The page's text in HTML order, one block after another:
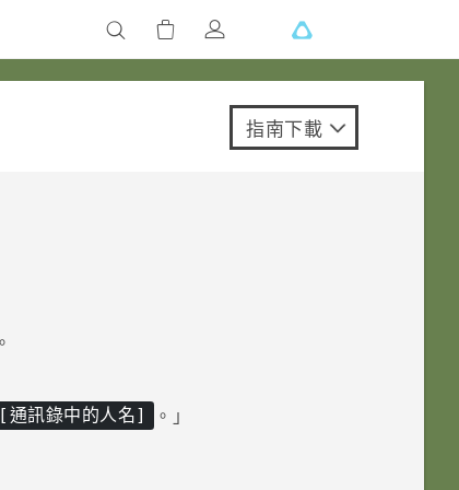
指南下載
訊錄中的人名]
。」